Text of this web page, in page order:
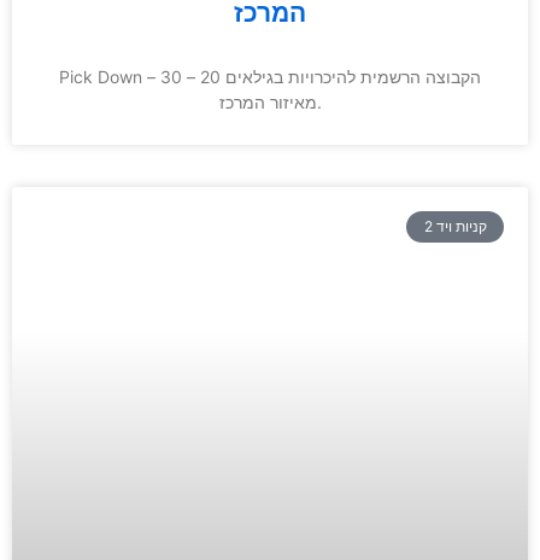
המרכז
Pick Down – הקבוצה הרשמית להיכרויות בגילאים 20 – 30
מאיזור המרכז.
קניות ויד 2